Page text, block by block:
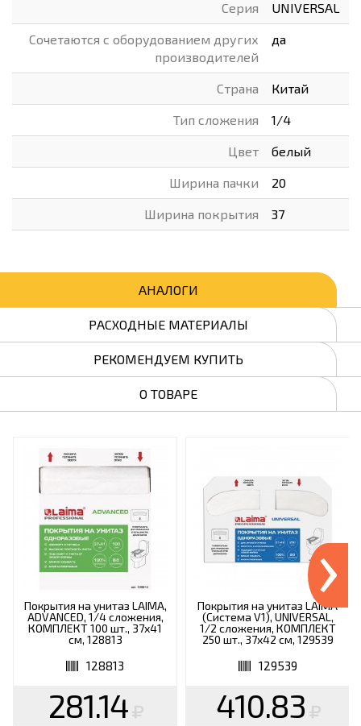
Серия UNIVERSAL
Сочетаются с оборудованием других
производителей
да
Страна Китай
Тип сложения 1/4
Цвет белый
Ширина пачки 20
Ширина покрытия 37
АНАЛОГИ
РАСХОДНЫЕ МАТЕРИАЛЫ
РЕКОМЕНДУЕМ КУПИТЬ
О ТОВАРЕ
Покрытия на унитаз LAIMA,
ADVANCED, 1/4 сложения,
КОМПЛЕКТ 100 шт., 37х41
см, 128813
128813
281.14
Покрытия на унитаз LAIMA
(Система V1), UNIVERSAL,
1/2 сложения, КОМПЛЕКТ
250 шт., 37х42 см, 129539
129539
410.83
›